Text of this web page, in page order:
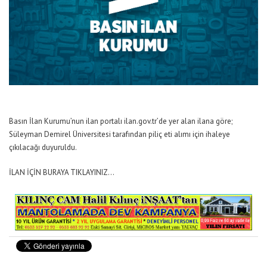
Basın İlan Kurumu’nun ilan portalı ilan.gov.tr’de yer alan ilana göre;
Süleyman Demirel Üniversitesi tarafından piliç eti alımı için ihaleye
çıkılacağı duyuruldu.
İLAN İÇİN BURAYA TIKLAYINIZ…